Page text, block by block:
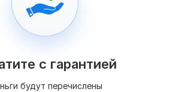
с гарантией
будут перечислены